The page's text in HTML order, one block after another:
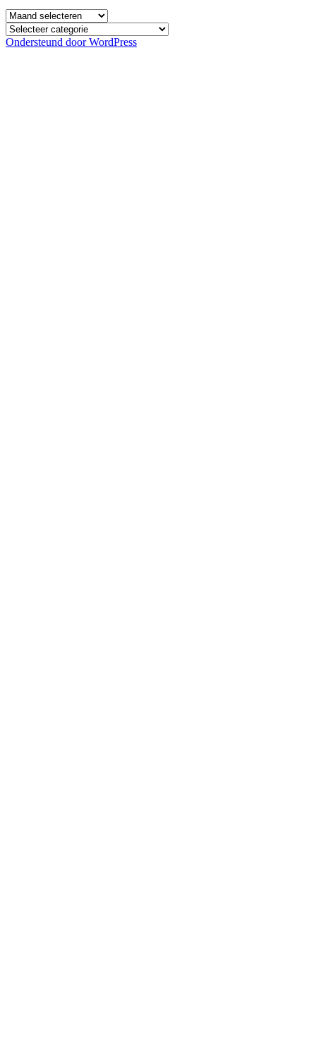
Archief
Categorieën
Ondersteund door WordPress